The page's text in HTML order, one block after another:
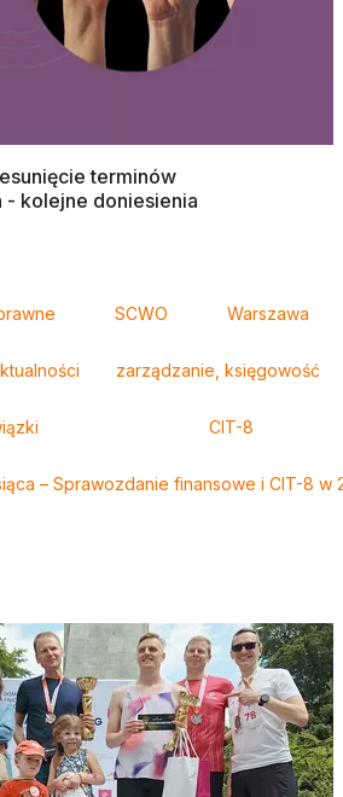
terminów
kolejne doniesienia
SCWO Warszawa
zarządzanie, księgowość
CIT-8
– Sprawozdanie finansowe i CIT-8 w